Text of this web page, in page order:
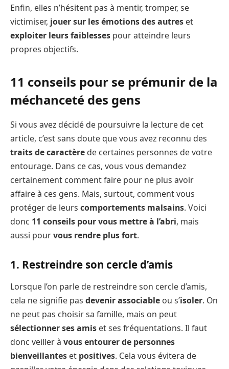
Enfin, elles n’hésitent pas à mentir, tromper, se
victimiser, jouer sur les émotions des autres et
exploiter leurs faiblesses pour atteindre leurs
propres objectifs.
11 conseils pour se prémunir de la
méchanceté des gens
Si vous avez décidé de poursuivre la lecture de cet
article, c’est sans doute que vous avez reconnu des
traits de caractère de certaines personnes de votre
entourage. Dans ce cas, vous vous demandez
certainement comment faire pour ne plus avoir
affaire à ces gens. Mais, surtout, comment vous
protéger de leurs comportements malsains. Voici
donc 11 conseils pour vous mettre à l’abri, mais
aussi pourvous rendre plus fort.
1. Restreindre son cercle d’amis
Lorsque l’on parle de restreindre son cercle d’amis,
cela ne signifie pas devenir associable ou s’isoler. On
ne peut pas choisir sa famille, mais on peut
sélectionner ses amis et ses fréquentations. Il faut
donc veiller à vous entourer de personnes
bienveillantes et positives. Cela vous évitera de